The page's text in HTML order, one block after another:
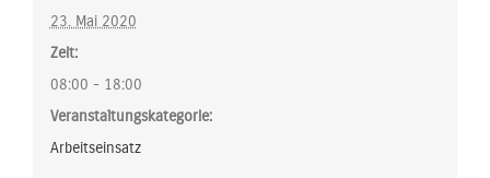
23. Mai 2020
Zeit:
08:00 - 18:00
Veranstaltungskategorie:
Arbeitseinsatz